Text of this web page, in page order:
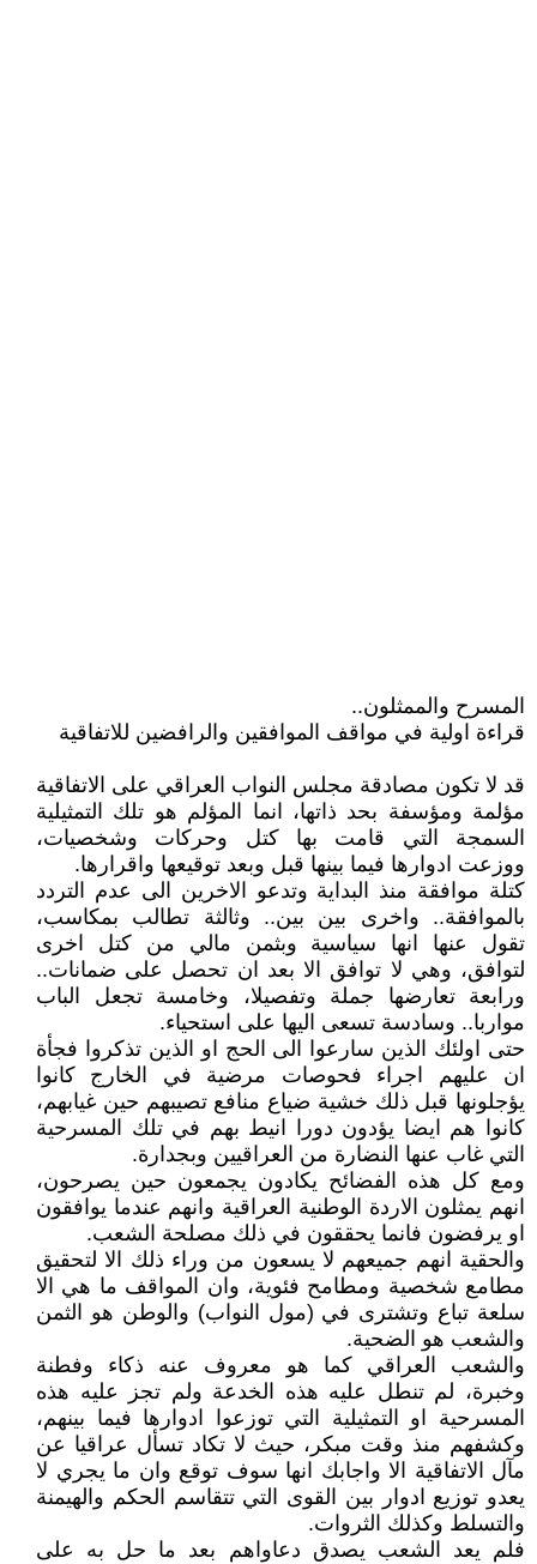
المسرح والممثلون..
قراءة اولية في مواقف الموافقين والرافضين للاتفاقية
قد لا تكون مصادقة مجلس النواب العراقي على الاتفاقية
مؤلمة ومؤسفة بحد ذاتها، انما المؤلم هو تلك التمثيلية
السمجة التي قامت بها كتل وحركات وشخصيات،
ووزعت ادوارها فيما بينها قبل وبعد توقيعها واقرارها.
كتلة موافقة منذ البداية وتدعو الاخرين الى عدم التردد
بالموافقة.. واخرى بين بين.. وثالثة تطالب بمكاسب،
تقول عنها انها سياسية وبثمن مالي من كتل اخرى
لتوافق، وهي لا توافق الا بعد ان تحصل على ضمانات..
ورابعة تعارضها جملة وتفصيلا، وخامسة تجعل الباب
مواربا.. وسادسة تسعى اليها على استحياء.
حتى اولئك الذين سارعوا الى الحج او الذين تذكروا فجأة
ان عليهم اجراء فحوصات مرضية في الخارج كانوا
يؤجلونها قبل ذلك خشية ضياع منافع تصيبهم حين غيابهم،
كانوا هم ايضا يؤدون دورا انيط بهم في تلك المسرحية
التي غاب عنها النضارة من العراقيين وبجدارة.
ومع كل هذه الفضائح يكادون يجمعون حين يصرحون،
انهم يمثلون الاردة الوطنية العراقية وانهم عندما يوافقون
او يرفضون فانما يحققون في ذلك مصلحة الشعب.
والحقية انهم جميعهم لا يسعون من وراء ذلك الا لتحقيق
مطامع شخصية ومطامح فئوية، وان المواقف ما هي الا
سلعة تباع وتشترى في (مول النواب) والوطن هو الثمن
والشعب هو الضحية.
والشعب العراقي كما هو معروف عنه ذكاء وفطنة
وخبرة، لم تنطل عليه هذه الخدعة ولم تجز عليه هذه
المسرحية او التمثيلية التي توزعوا ادوارها فيما بينهم،
وكشفهم منذ وقت مبكر، حيث لا تكاد تسأل عراقيا عن
مآل الاتفاقية الا واجابك انها سوف توقع وان ما يجري لا
يعدو توزيع ادوار بين القوى التي تتقاسم الحكم والهيمنة
والتسلط وكذلك الثروات.
فلم يعد الشعب يصدق دعاواهم بعد ما حل به على